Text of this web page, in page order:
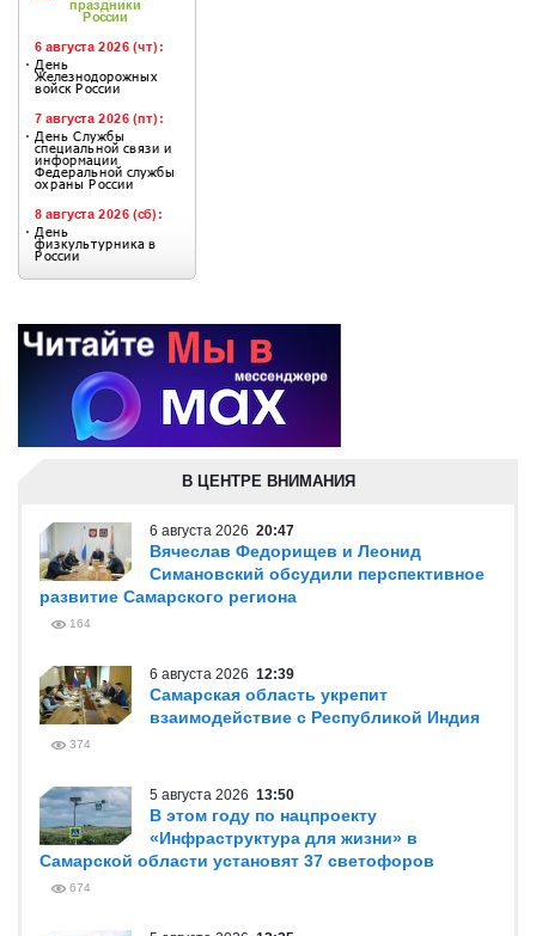
В ЦЕНТРЕ ВНИМАНИЯ
6 августа 2026 20:47
Вячеслав Федорищев и Леонид
Симановский обсудили перспективное
развитие Самарского региона
164
6 августа 2026 12:39
Самарская область укрепит
взаимодействие с Республикой Индия
374
5 августа 2026 13:50
В этом году по нацпроекту
«Инфраструктура для жизни» в
Самарской области установят 37 светофоров
674